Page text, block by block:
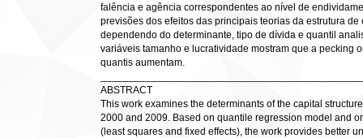
falência e agência correspondentes ao nível de
previsões dos efeitos das principais teorias da estrutura
dependendo do determinante, tipo de dívida e quantil
variáveis tamanho e lucratividade mostram que a pecking
quantis aumentam.
ABSTRACT
This work examines the determinants of the capital
2000 and 2009. Based on quantile regression model and
(least squares and fixed effects), the work provides better